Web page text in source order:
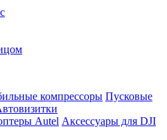
компрессоры Пусковые
Autel Аксессуары для DJI